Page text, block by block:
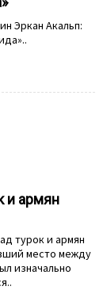
Эркан Акальп:
и армян
турок и армян
место между
изначально